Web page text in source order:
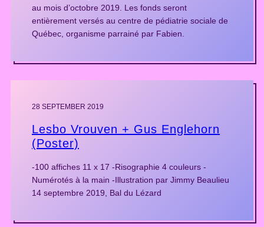
au mois d’octobre 2019. Les fonds seront
entièrement versés au centre de pédiatrie sociale de
Québec, organisme parrainé par Fabien.
28 SEPTEMBER 2019
Lesbo Vrouven + Gus Englehorn
(Poster)
-100 affiches 11 x 17 -Risographie 4 couleurs -
Numérotés à la main -Illustration par Jimmy Beaulieu
14 septembre 2019, Bal du Lézard